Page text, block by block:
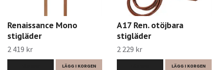
Renaissance Mono
stigläder
2 419 kr
LÄGG I KORGEN
A17 Ren. otöjbara
stigläder
2 229 kr
LÄGG I KORGEN